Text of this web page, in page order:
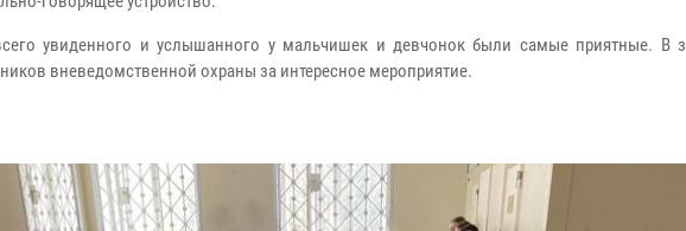
увиденного и услышанного у мальчишек и девчонок были самые приятные. В
вневедомственной охраны за интересное мероприятие.